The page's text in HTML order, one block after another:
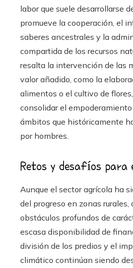
labor que suele desarrollarse
promueve la cooperación, el
saberes ancestrales y la
compartida de los recursos
resalta la intervención de las
valor añadido, como la
alimentos o el cultivo de
consolidar el
ámbitos que históricamente
por hombres.
Retos y desafíos
Aunque el sector agrícola ha
del progreso en zonas rurales,
obstáculos profundos de
escasa disponibilidad de
división de los predios y el
climático continúan siendo